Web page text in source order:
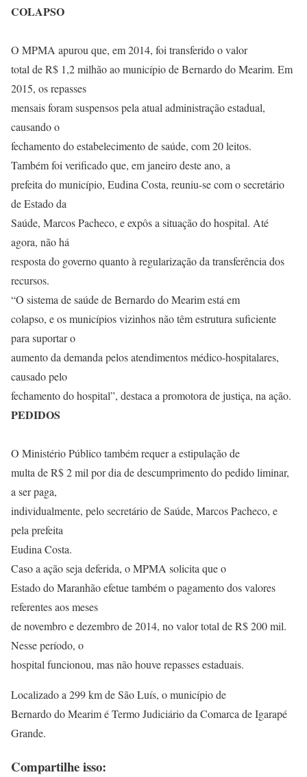
COLAPSO
O MPMA apurou que, em 2014, foi transferido o valor
total de R$ 1,2 milhão ao município de Bernardo do Mearim. Em
2015, os repasses
mensais foram suspensos pela atual administração estadual,
causando o
fechamento do estabelecimento de saúde, com 20 leitos.
Também foi verificado que, em janeiro deste ano, a
prefeita do município, Eudina Costa, reuniu-se com o secretário
de Estado da
Saúde, Marcos Pacheco, e expôs a situação do hospital. Até
agora, não há
resposta do governo quanto à regularização da transferência dos
recursos.
“O sistema de saúde de Bernardo do Mearim está em
colapso, e os municípios vizinhos não têm estrutura suficiente
para suportar o
aumento da demanda pelos atendimentos médico-hospitalares,
causado pelo
fechamento do hospital”, destaca a promotora de justiça, na ação.
PEDIDOS
O Ministério Público também requer a estipulação de
multa de R$ 2 mil por dia de descumprimento do pedido liminar,
a ser paga,
individualmente, pelo secretário de Saúde, Marcos Pacheco, e
pela prefeita
Eudina Costa.
Caso a ação seja deferida, o MPMA solicita que o
Estado do Maranhão efetue também o pagamento dos valores
referentes aos meses
de novembro e dezembro de 2014, no valor total de R$ 200 mil.
Nesse período, o
hospital funcionou, mas não houve repasses estaduais.
Localizado a 299 km de São Luís, o município de
Bernardo do Mearim é Termo Judiciário da Comarca de Igarapé
Grande.
Compartilhe isso: